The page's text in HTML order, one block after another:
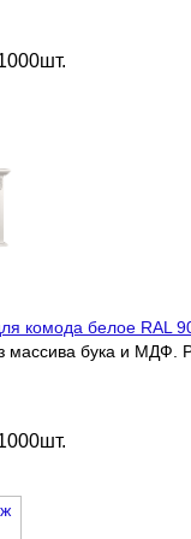
комода белое RAL
массива бука и МДФ.